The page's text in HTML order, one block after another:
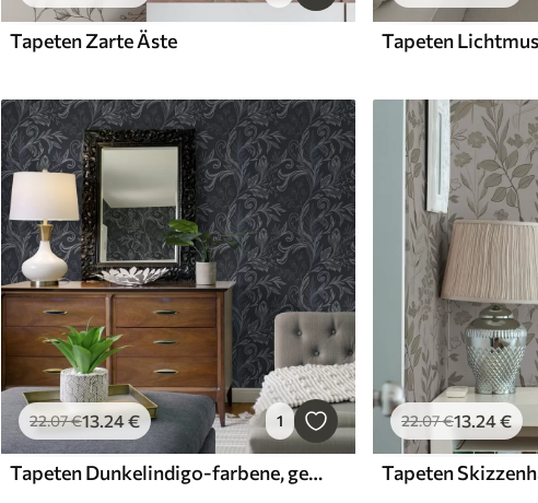
Tapeten Zarte Äste
22.07€13.24€ 1
Tapeten Dunkelindigo-farbene, gewellte Blätter mit handgezeichneten Schattierungen
22.07€13.24€